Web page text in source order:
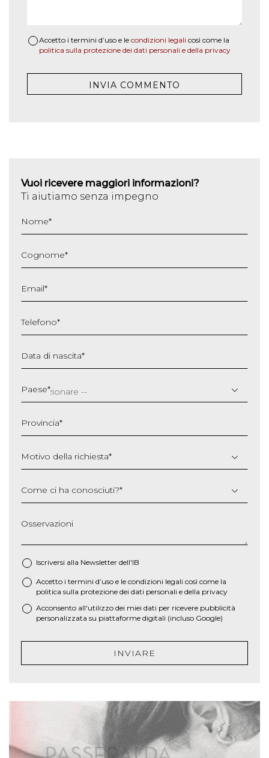
Accetto i termini d’uso e le condizioni legali così come la
politica sulla protezione dei dati personali e della privacy
Vuoi ricevere maggiori informazioni?
Ti aiutiamo senza impegno
Nome*
Cognome*
Email*
Telefono*
Data di nascita*
slash
MM
AAAA
Paese*
Provincia*
Motivo della richiesta*
Come ci ha conosciuti?*
Osservazioni
Iscriversi alla Newsletter dell'IB
* Accetto i termini d’uso e le condizioni legali così come la
politica sulla protezione dei dati personali e della privacy
Acconsento all'utilizzo dei miei dati per ricevere pubblicità
personalizzata su piattaforme digitali (incluso Google)
INVIARE